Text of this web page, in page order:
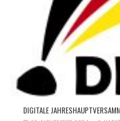
DIGITALE